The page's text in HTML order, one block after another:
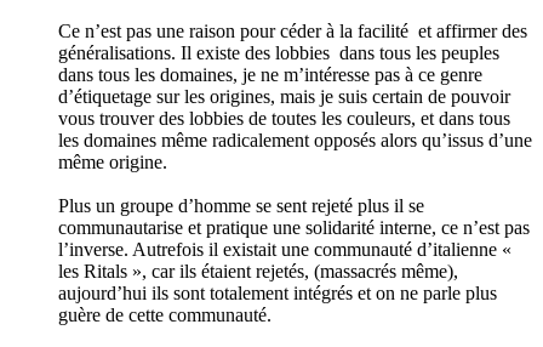
Ce n’est pas une raison pour céder à la facilité et affirmer des
généralisations. Il existe des lobbies dans tous les peuples
dans tous les domaines, je ne m’intéresse pas à ce genre
d’étiquetage sur les origines, mais je suis certain de pouvoir
vous trouver des lobbies de toutes les couleurs, et dans tous
les domaines même radicalement opposés alors qu’issus d’une
même origine.
Plus un groupe d’homme se sent rejeté plus il se
communautarise et pratique une solidarité interne, ce n’est pas
l’inverse. Autrefois il existait une communauté d’italienne «
les Ritals », car ils étaient rejetés, (massacrés même),
aujourd’hui ils sont totalement intégrés et on ne parle plus
guère de cette communauté.